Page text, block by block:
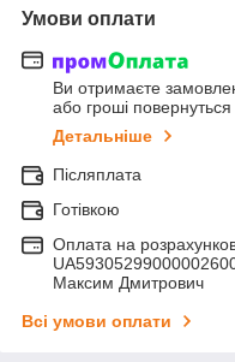
Умови оплати
Ви отримаєте
або гроші
Детальніше
Післяплата
Готівкою
Оплата на
Максим Дмитрович
Всі умови оплати